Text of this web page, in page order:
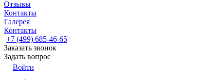
Отзывы
Контакты
Галерея
Контакты
+7 (499) 685-46-65
Заказать звонок
Задать вопрос
Войти